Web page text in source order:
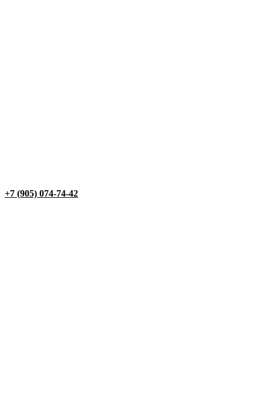
+7 (905) 074-74-42